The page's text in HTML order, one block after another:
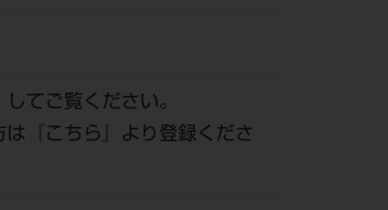
してご覧ください。
『
こちら
』より登録くださ